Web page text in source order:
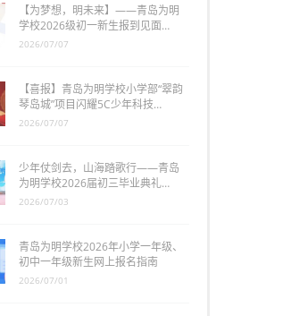
【为梦想，明未来】——青岛为明
学校2026级初一新生报到见面…
2026/07/07
【喜报】青岛为明学校小学部“翠韵
琴岛城”项目闪耀5C少年科技…
2026/07/07
少年仗剑去，山海踏歌行——青岛
为明学校2026届初三毕业典礼…
2026/07/03
青岛为明学校2026年小学一年级、
初中一年级新生网上报名指南
2026/07/01